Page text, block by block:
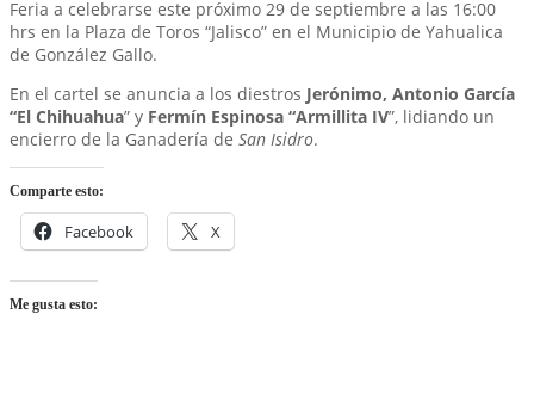
Feria a celebrarse este próximo 29 de septiembre a las 16:00
hrs en la Plaza de Toros “Jalisco” en el Municipio de Yahualica
de González Gallo.
En el cartel se anuncia a los diestros Jerónimo, Antonio García
“El Chihuahua” y Fermín Espinosa “Armillita IV”, lidiando un
encierro de la Ganadería de San Isidro.
Comparte esto:
Facebook X
Me gusta esto: